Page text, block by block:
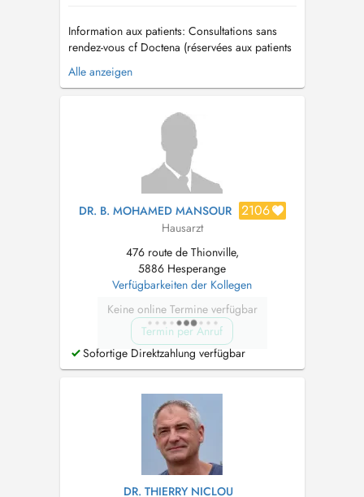
Information aux patients: Consultations sans
rendez-vous cf Doctena (réservées aux patients
connus du centre) -Sans majoration -Accès
selon l'ordre d'arrivée Consultation non
créneaux disponibles. Consultations sur
Alle anzeigen
DR. B. MOHAMED MANSOUR 2106
Hausarzt
476 route de Thionville,
5886 Hesperange
Verfügbarkeiten der Kollegen
Keine online Termine verfügbar
Termin per Anruf
Sofortige Direktzahlung verfügbar
DR. THIERRY NICLOU